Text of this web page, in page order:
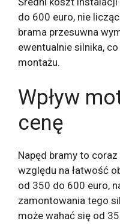
do 600 euro, nie
brama przesuwna
ewentualnie silnika,
montażu.
Wpływ
cenę
Napęd bramy to
względu na łatwość
od 350 do 600 euro,
zamontowania tego
może wahać się od